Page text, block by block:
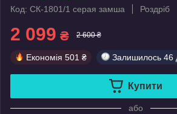
Код: СК-1801/1 серая замша
Роздріб
2 099 ₴ 2 600 ₴
Економія 501 ₴ Залишилось 46
Купити
або